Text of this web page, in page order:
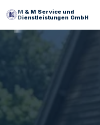
M & M Service und
Dienstleistungen GmbH
Tesis Yönetimi